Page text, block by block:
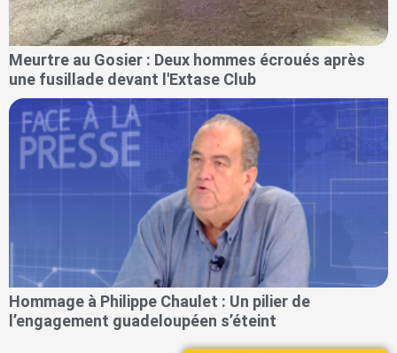
Meurtre au Gosier : Deux hommes écroués après
une fusillade devant l'Extase Club
Hommage à Philippe Chaulet : Un pilier de
l’engagement guadeloupéen s’éteint